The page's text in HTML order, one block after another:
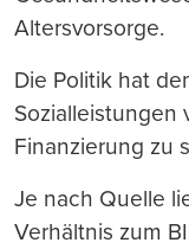
Altersvorsorge.
Die Politik hat
Sozialleistungen
Finanzierung zu
Je nach Quelle
Verhältnis zum